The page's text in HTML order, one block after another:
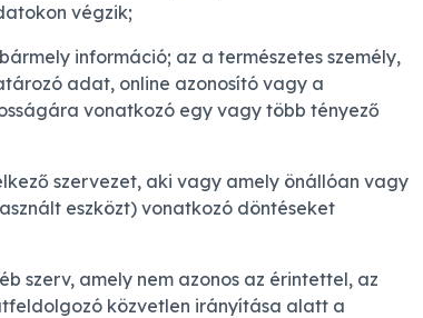
végzik;
információ; az a természetes személy,
adat, online azonosító vagy a
vonatkozó egy vagy több tényező
szervezet, aki vagy amely önállóan vagy
eszközt) vonatkozó döntéseket
szerv, amely nem azonos az érintettel, az
közvetlen irányítása alatt a